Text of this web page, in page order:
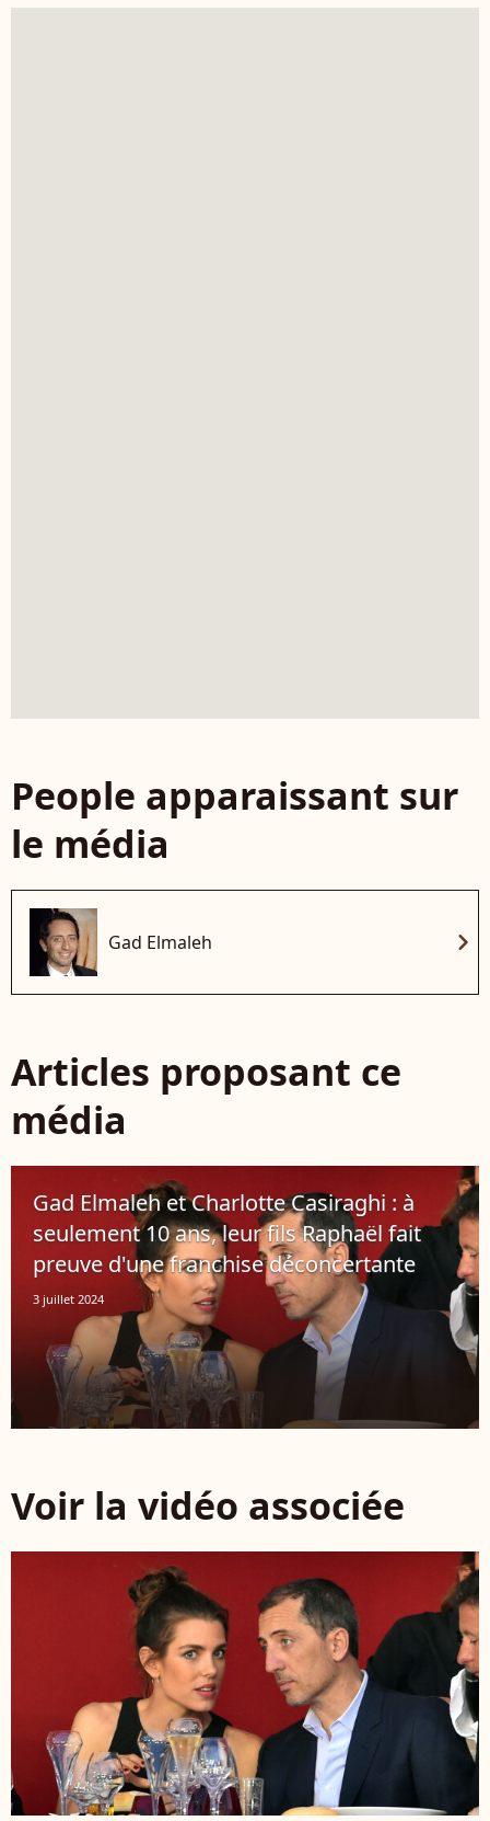
People apparaissant sur
le média
Gad Elmaleh chevron_right
Articles proposant ce
média
Gad Elmaleh et Charlotte Casiraghi : à
seulement 10 ans, leur fils Raphaël fait
preuve d'une franchise déconcertante
3 juillet 2024
Voir la vidéo associée